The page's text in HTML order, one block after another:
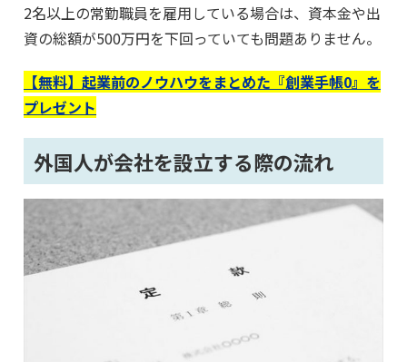
2名以上の常勤職員を雇用している場合は、資本金や出
資の総額が500万円を下回っていても問題ありません。
【無料】起業前のノウハウをまとめた『創業手帳0』を
プレゼント
外国人が会社を設立する際の流れ